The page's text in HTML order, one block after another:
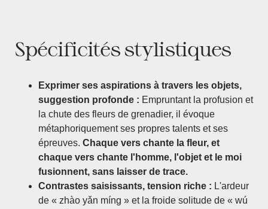
Spécificités stylistiques
Exprimer ses aspirations à travers les objets,
suggestion profonde : Empruntant la profusion et
la chute des fleurs de grenadier, il évoque
métaphoriquement ses propres talents et ses
épreuves. Chaque vers chante la fleur, et
chaque vers chante l'homme, l'objet et le moi
fusionnent, sans laisser de trace.
Contrastes saisissants, tension riche : L'ardeur
de « zhào yǎn míng » et la froide solitude de « wú